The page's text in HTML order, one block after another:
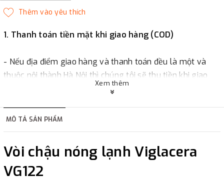
1. Thanh toán tiền mặt khi giao hàng (COD)
- Nếu địa điểm giao hàng và thanh toán đều là một và
thuộc nội thành Hà Nội thì chúng tôi sẽ thu tiền khi giao
hàng hoặc khách hàng đặt tiền trước một phần giá trị đơn
2. Thanh toán trực tiếp tại :
-Showroom Thanh HươngĐịa chỉ : 23 phố Cát Linh,
phường Cát Linh, quận Đống Đa, Hà Nội.
Xem thêm
MÔ TẢ SẢN PHẨM
Vòi chậu nóng lạnh Viglacera
VG122